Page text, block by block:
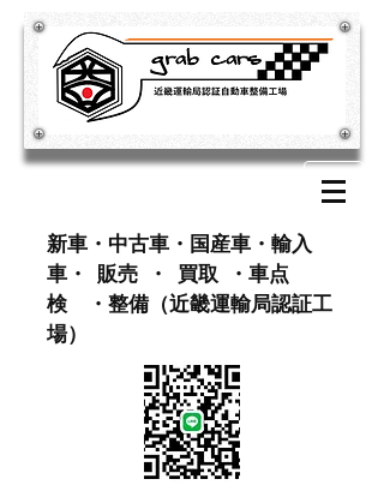
​新車・中古車・国産車・輸入
車・ 販売 ・ 買取 ・車点
検 ・整備（近畿運輸局認証工
場）